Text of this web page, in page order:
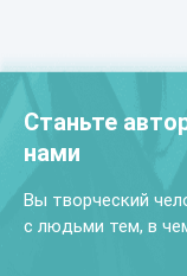
Станьте
нами
Вы творческий
с людьми тем, в